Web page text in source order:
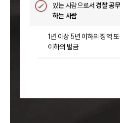
있는 사람으로서경찰 공
하는 사람
1년 이상 5년 이하의 징역
이하의 벌금